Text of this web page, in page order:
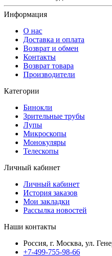
Информация
О нас
Доставка и оплата
Возврат и обмен
Контакты
Возврат товара
Производители
Категории
Бинокли
Зрительные трубы
Лупы
Микроскопы
Монокуляры
Телескопы
Личный кабинет
Личный кабинет
История заказов
Мои закладки
Рассылка новостей
Наши контакты
Россия, г. Москва, ул.
+7-499-755-98-66